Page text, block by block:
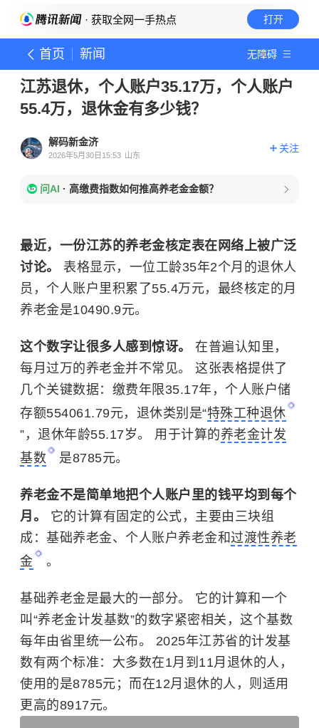
· 获取全网一手热点 打开
首页 新闻 无障碍
江苏退休，个人账户35.17万，个人账户
55.4万，退休金有多少钱？
解码新金济
2026年5月30日15:53 山东
关注
问AI · 高缴费指数如何推高养老金金额？
最近，一份江苏的养老金核定表在网络上被广泛
讨论。 表格显示，一位工龄35年2个月的退休人
员，个人账户里积累了55.4万元，最终核定的月
养老金是10490.9元。
这个数字让很多人感到惊讶。 在普遍认知里，
每月过万的养老金并不常见。 这张表格提供了
几个关键数据：缴费年限35.17年，个人账户储
存额554061.79元，退休类别是“特殊工种退休
”，退休年龄55.17岁。 用于计算的养老金计发
基数
是8785元。
养老金不是简单地把个人账户里的钱平均到每个
月。 它的计算有固定的公式，主要由三块组
成： 基础养老金、个人账户养老金和 过渡性养老
金
。
基础养老金是最大的一部分。 它的计算和一个
叫“养老金计发基数”的数字紧密相关，这个基数
每年由省里统一公布。 2025年江苏省的计发基
数有两个标准：大多数在1月到11月退休的人，
使用的是8785元；而在12月退休的人，则适用
更高的8917元。